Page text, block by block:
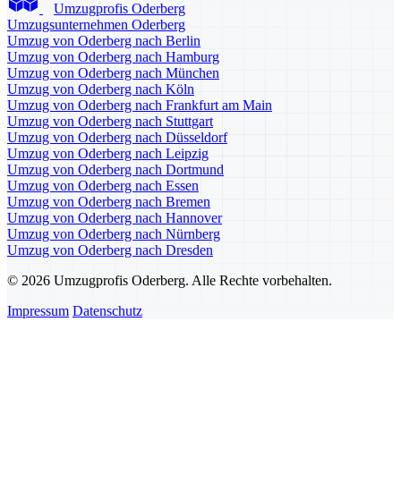
Umzugprofis Oderberg
Umzugsunternehmen Oderberg
Umzug von Oderberg nach Berlin
Umzug von Oderberg nach Hamburg
Umzug von Oderberg nach München
Umzug von Oderberg nach Köln
Umzug von Oderberg nach Frankfurt am Main
Umzug von Oderberg nach Stuttgart
Umzug von Oderberg nach Düsseldorf
Umzug von Oderberg nach Leipzig
Umzug von Oderberg nach Dortmund
Umzug von Oderberg nach Essen
Umzug von Oderberg nach Bremen
Umzug von Oderberg nach Hannover
Umzug von Oderberg nach Nürnberg
Umzug von Oderberg nach Dresden
© 2026 Umzugprofis Oderberg. Alle Rechte vorbehalten.
Impressum Datenschutz